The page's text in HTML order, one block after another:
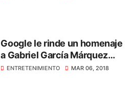
Google le rinde un homenaje
a Gabriel García Márquez
con este 'doodle'
ENTRETENIMIENTO MAR 06, 2018